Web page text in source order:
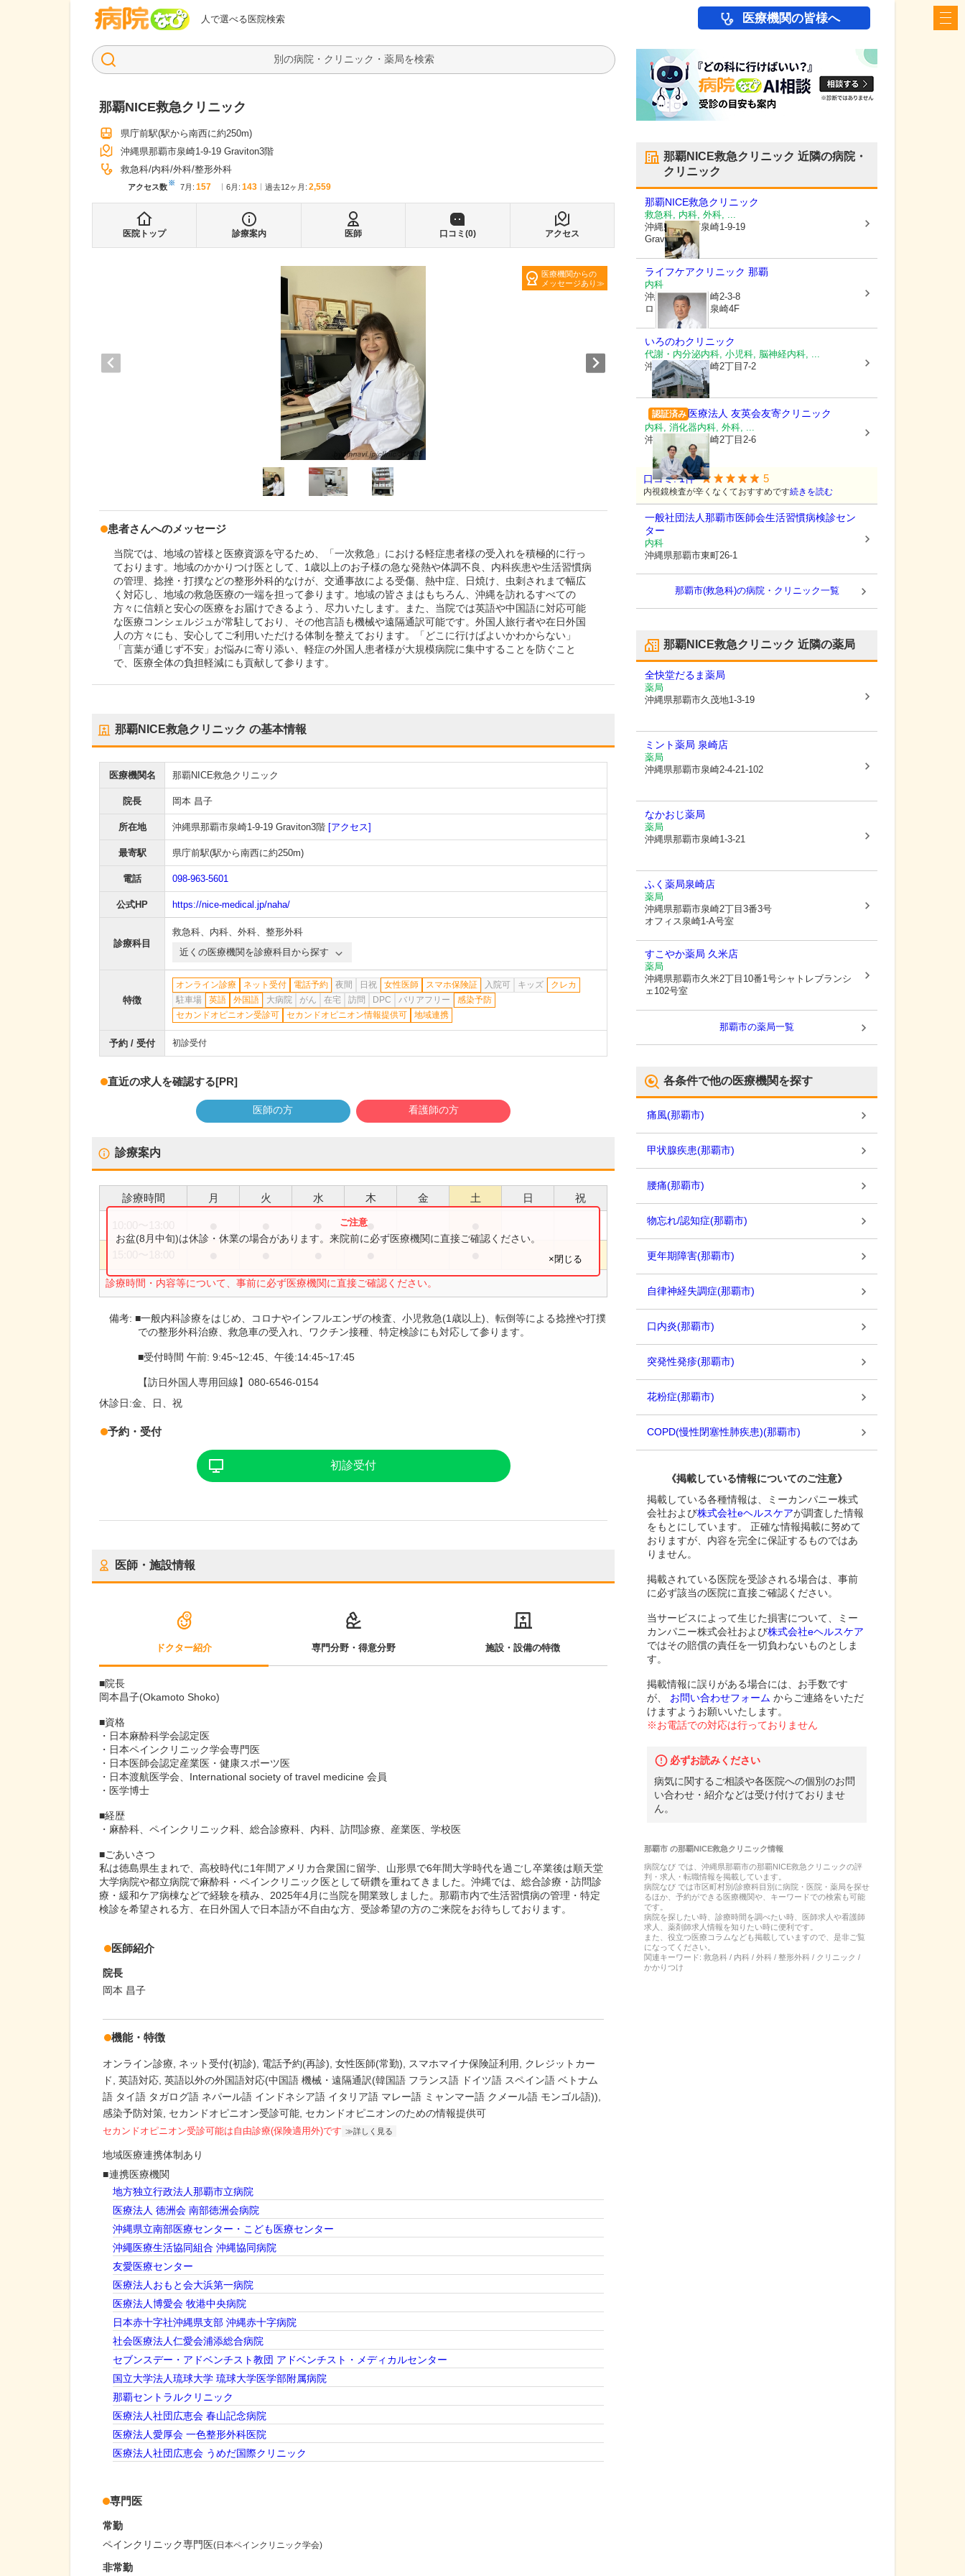
人で選べる医院検索
病院なび 医療機関の皆様へ
検索
那覇NICE救急クリニック
県庁前駅(駅から南西に約250m)
沖縄県那覇市泉崎1-9-19 Graviton3階
救急科 内科 外科 整形外科
アクセス数※ 7月 : 157 6月 : 143 過去12ヶ月: 2,559
医院トップ 診療案内 医師 口コミ(0) アクセス
医療機関からの
メッセージあり
患者さんへのメッセージ
当院では、地域の皆様と医療資源を守るため、「一次救急」における軽症患者様の受入れを積極的に行っ
ております。地域のかかりつけ医として、1歳以上のお子様の急な発熱や体調不良、内科疾患や生活習慣病
の管理、捻挫・打撲などの整形外科的なけが、交通事故による受傷、熱中症、日焼け、虫刺されまで幅広
く対応し、地域の救急医療の一端を担って参ります。地域の皆さまはもちろん、沖縄を訪れるすべての
方々に信頼と安心の医療をお届けできるよう、尽力いたします。また、当院では英語や中国語に対応可能
な医療コンシェルジュが常駐しており、その他言語も機械や遠隔通訳可能です。外国人旅行者や在日外国
人の方々にも、安心してご利用いただける体制を整えております。「どこに行けばよいかわからない」
「言葉が通じず不安」お悩みに寄り添い、軽症の外国人患者様が大規模病院に集中することを防ぐこと
で、医療全体の負担軽減にも貢献して参ります。
那覇NICE救急クリニック の基本情報
医療機関名 那覇NICE救急クリニック
院長 岡本 昌子
所在地 沖縄県那覇市泉崎1-9-19 Graviton3階 [アクセス]
最寄駅 県庁前駅(駅から南西に約250m)
電話 098-963-5601
公式HP https://nice-medical.jp/naha/
診療科目
救急科、 内科、 外科、 整形外科
近くの医療機関を診療科目から探す
特徴
オンライン診療 ネット受付 電話予約 夜間 日祝 女性医師 スマホ保険証 入院可 キッズ
クレカ
駐車場
英語 外国語 大病院 がん 在宅 訪問 DPC バリアフリー
感染予防
セカンドオピニオン受診可
セカンドオピニオン情報提供可 地域連携
予約 / 受付 初診受付
直近の求人を確認する[PR]
医師の方 看護師の方
診療案内
診療時間 月 火 水 木 金 土 日 祝
●
診療時間・内容等について、事前に必ず医療機関に直接ご確認ください。
お盆(8月中旬)は休診・休業の場合があります。来院前に必ず医療機関に直接ご確認ください。
×閉じる
備考:■一般内科診療をはじめ、コロナやインフルエンザの検査、小児救急(1歳以上)、転倒等による捻挫や打撲
での整形外科治療、救急車の受入れ、ワクチン接種、特定検診にも対応して参ります。
■受付時間 午前: 9:45~12:45、午後:14:45~17:45
【訪日外国人専用回線】080-6546-0154
休診日:金、日、祝
予約・受付
初診受付
医師・施設情報
ドクター紹介 専門分野・得意分野 施設・設備の特徴
■院長
岡本昌子(Okamoto Shoko)
■資格
・日本麻酔科学会認定医
・日本ペインクリニック学会専門医
・日本医師会認定産業医・健康スポーツ医
・日本渡航医学会、International society of travel medicine 会員
・医学博士
■経歴
・麻酔科、ペインクリニック科、総合診療科、内科、訪問診療、産業医、学校医
■ごあいさつ
私は徳島県生まれで、高校時代に1年間アメリカ合衆国に留学、山形県で6年間大学時代を過ごし卒業後は順天堂
大学病院や都立病院で麻酔科・ペインクリニック医として研鑽を重ねてきました。沖縄では、総合診療・訪問診
療・緩和ケア病棟などで経験を積み、2025年4月に当院を開業致しました。那覇市内で生活習慣病の管理・特定
検診を希望される方、在日外国人で日本語が不自由な方、受診希望の方のご来院をお待ちしております。
医師紹介
院長
岡本 昌子
機能・特徴
オンライン診療 ネット受付(初診) 電話予約(再診) 女性医師(常勤) スマホマイナ保険証利用
クレジットカー
ド
英語対応 英語以外の外国語対応(中国語 機械・遠隔通訳(韓国語 フランス語 ドイツ語 スペイン語 ベトナム
語 タイ語 タガログ語 ネパール語 インドネシア語 イタリア語 マレー語 ミャンマー語 クメール語 モンゴル語))
感染予防対策 セカンドオピニオン受診可能 セカンドオピニオンのための情報提供可
セカンドオピニオン受診可能は自由診療(保険適用外)です 詳しく見る
地域医療連携体制あり
連携医療機関
地方独立行政法人那覇市立病院
医療法人 徳洲会 南部徳洲会病院
沖縄県立南部医療センター・こども医療センター
沖繩医療生活協同組合 沖縄協同病院
友愛医療センター
医療法人おもと会大浜第一病院
医療法人博愛会 牧港中央病院
日本赤十字社沖縄県支部 沖縄赤十字病院
社会医療法人仁愛会浦添総合病院
セブンスデー・アドベンチスト教団 アドベンチスト・メディカルセンター
国立大学法人琉球大学 琉球大学医学部附属病院
那覇セントラルクリニック
医療法人社団広恵会 春山記念病院
医療法人愛厚会 一色整形外科医院
医療法人社団広恵会 うめだ国際クリニック
専門医
常勤
ペインクリニック専門医(日本ペインクリニック学会)
非常勤
那覇NICE救急クリニック 近隣の病院・
クリニック
那覇NICE救急クリニック
救急科, 内科, 外科, ...
沖縄県那覇市泉崎1-9-19
Graviton3階
ライフケアクリニック 那覇
内科
沖縄県那覇市泉崎2-3-8
ロイヤルハイツ泉崎4F
いろのわクリニック
代謝・内分泌内科, 小児科, 脳神経内科, ...
沖縄県那覇市泉崎2丁目7-2
認証済み 医療法人 友英会友寄クリニック
内科, 消化器内科, 外科, ...
沖縄県那覇市
泉崎2丁目2-6
口コミ:1件 5
内視鏡検査が辛くなくておすすめです続きを読む
一般社団法人那覇市医師会生活習慣病検診セン
ター
内科
沖縄県那覇市東町26-1
那覇市(救急科)の病院・クリニック一覧
那覇NICE救急クリニック 近隣の薬局
全快堂だるま薬局
薬局
沖縄県那覇市久茂地1-3-19
ミント薬局 泉崎店
薬局
沖縄県那覇市泉崎2-4-21-102
なかおじ薬局
薬局
沖縄県那覇市泉崎1-3-21
ふく薬局泉崎店
薬局
沖縄県那覇市泉崎2丁目3番3号
オフィス泉崎1-A号室
すこやか薬局 久米店
薬局
沖縄県那覇市久米2丁目10番1号シャトレブランシ
ェ102号室
那覇市の薬局一覧
各条件で他の医療機関を探す
痛風(那覇市)
甲状腺疾患(那覇市)
腰痛(那覇市)
物忘れ/認知症(那覇市)
更年期障害(那覇市)
自律神経失調症(那覇市)
口内炎(那覇市)
突発性発疹(那覇市)
花粉症(那覇市)
COPD(慢性閉塞性肺疾患)(那覇市)
《掲載している情報についてのご注意》
掲載している各種情報は、ミーカンパニー株式
会社および株式会社eヘルスケアが調査した情報
をもとにしています。 正確な情報掲載に努めて
おりますが、内容を完全に保証するものではあ
りません。
掲載されている医院を受診される場合は、事前
に必ず該当の医院に直接ご確認ください。
当サービスによって生じた損害について、ミー
カンパニー株式会社および株式会社eヘルスケア
ではその賠償の責任を一切負わないものとしま
す。
掲載情報に誤りがある場合には、お手数です
が、
お問い合わせフォーム からご連絡をいただ
けますようお願いいたします。
※お電話での対応は行っておりません
必ずお読みください
病気に関するご相談や各医院への個別のお問
い合わせ・紹介などは受け付けておりませ
ん。
那覇市の那覇NICE救急クリニック情報
病院なび では、 沖縄県那覇市の那覇NICE救急クリニックの評
判・求人・転職情報を掲載しています。
病院なび では市区町村別/診療科目別に病院・医院・薬局を探せ
るほか、予約ができる医療機関や、キーワードでの検索も可能
です。
病院を探したい時、診療時間を調べたい時、医師求人や看護師
求人、薬剤師求人情報を知りたい時に便利です。
また、役立つ医療コラムなども掲載していますので、是非ご覧
になってください。
関連キーワード: 救急科 / 内科 / 外科 / 整形外科 / クリニック /
かかりつけ